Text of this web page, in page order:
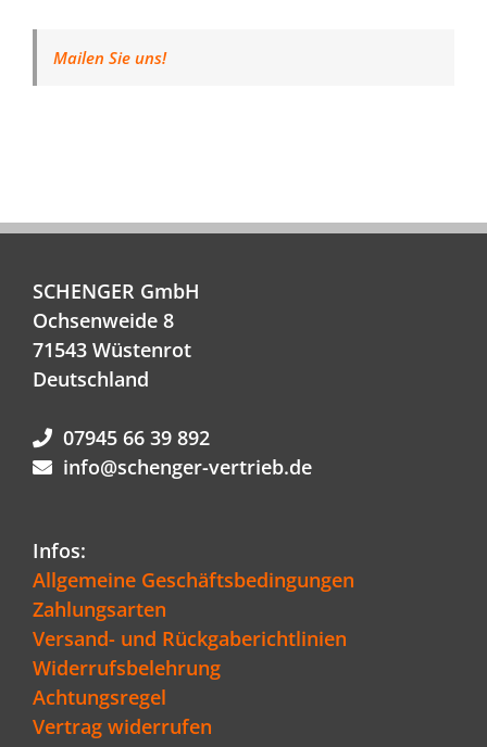
Mailen Sie uns!
SCHENGER GmbH
Ochsenweide 8
71543 Wüstenrot
Deutschland
07945 66 39 892
info@schenger-vertrieb.de
Infos:
Allgemeine Geschäftsbedingungen
Zahlungsarten
Versand- und Rückgaberichtlinien
Widerrufsbelehrung
Achtungsregel
Vertrag widerrufen